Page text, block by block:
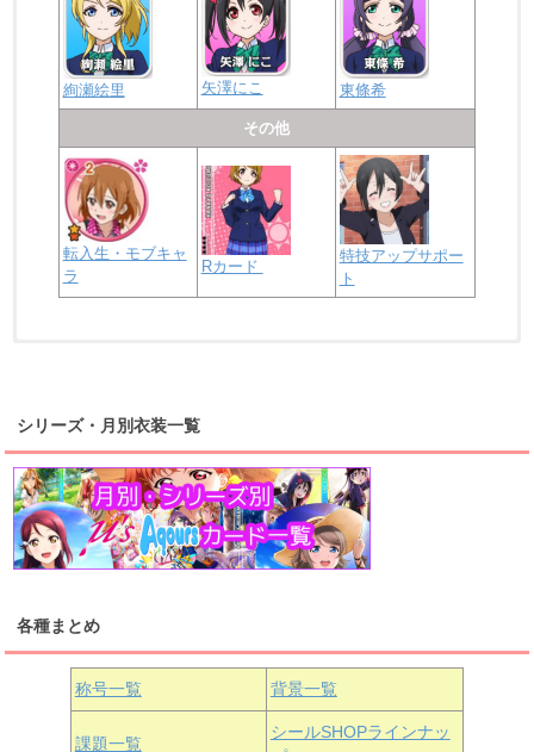
絢瀬絵里 矢澤にこ 東條希
その他
転入生・モブキャ
ラ
Rカード
特技アップサポー
ト
桜内梨子 高海千歌 渡辺曜
浦の星女学院1年生
津島善子 黒澤ルビィ
浦の星女学院3年生
上原歩夢 宮下愛 優木せつ菜
虹ヶ咲学園1年生
中須かすみ 天王寺璃奈
シリーズ・月別衣装一覧
各種まとめ
称号一覧 背景一覧
課題一覧
シールSHOPラインナッ